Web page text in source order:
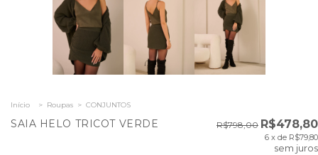
Início > Roupas > CONJUNTOS
SAIA HELO TRICOT VERDE R$798,00 R$478,80
6 x de R$79,80
sem juros